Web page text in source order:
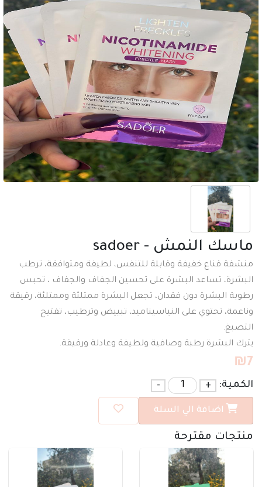
ماسك النمش - sadoer
منشفة قناع خفيفة وقابلة للتنفس، لطيفة ومتوافقة، ترطب
البشرة، تساعد البشرة على تحسين الجفاف والجفاف ، تحبس
رطوبة البشرة دون فقدان، تجعل البشرة ممتلئة وممتلئة، رقيقة
وناعمة، تحتوي على النياسيناميد، تبييض وترطيب، تفتيح
التصبغ.
₪7
الكمية: +
-
اضافة الي السلة
منتجات مقترحة